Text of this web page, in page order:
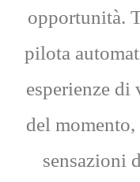
opportunità.
pilota
esperienze di
del
sensazioni